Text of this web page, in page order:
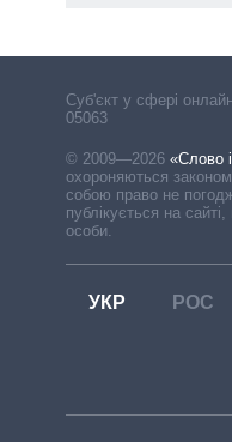
Cуб'єкт у сфері
05063
© 2009—2026 «Слово
охороняються
собою право не
публікується на
особи.
УКР РОС